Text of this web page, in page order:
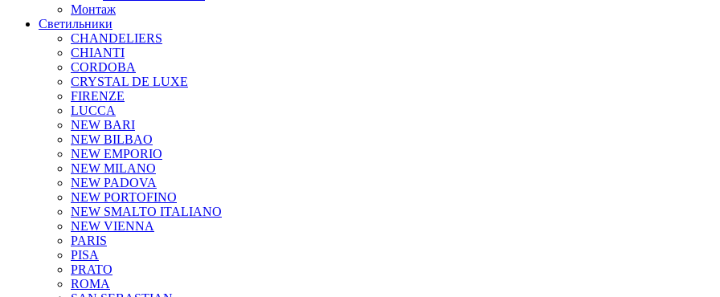
Монтаж
Светильники
CHANDELIERS
CHIANTI
CORDOBA
CRYSTAL DE LUXE
FIRENZE
LUCCA
NEW BARI
NEW BILBAO
NEW EMPORIO
NEW MILANO
NEW PADOVA
NEW PORTOFINO
NEW SMALTO ITALIANO
NEW VIENNA
PARIS
PISA
PRATO
ROMA